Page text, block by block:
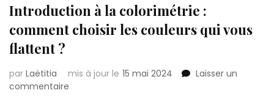
Introduction à la colorimétrie :
comment choisir les couleurs qui vous
flattent ?
par Laëtitia mis à jour le 15 mai 2024
Laisser un
commentaire